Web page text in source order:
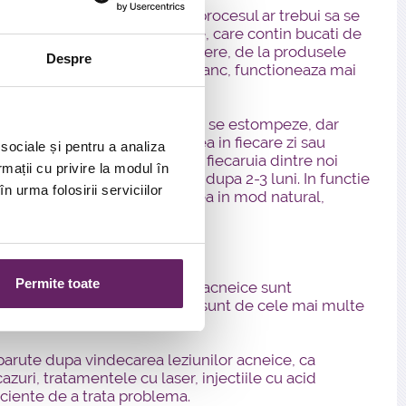
Despre
și pentru a analiza
cu privire la modul în
urma folosirii serviciilor
Permite toate
de piele, dar atentie: procesul ar trebui sa se
puternic abrazive, care contin bucati de
de optiuni pentru exfoliere, de la produsele
de obicei patrunde mai adanc, functioneaza mai
pentru ca semnele sa se estompeze, dar
Chiar daca exfoliem pielea in fiecare zi sau
disparea imediat. Pielea fiecaruia dintre noi
sa aduca rezultate vizibile dupa 2-3 luni. In functie
de repede se vindeca pielea in mod natural,
cosurile. Anumite leziuni acneice sunt
se vindece de la sine, cum sunt de cele mai multe
dupa vindecarea leziunilor acneice, ca
tratamentele cu laser, injectiile cu acid
de a trata problema.